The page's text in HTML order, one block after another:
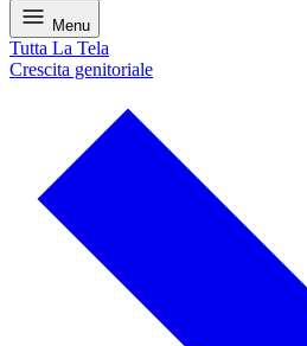
Menu
Tutta La Tela
Crescita genitoriale